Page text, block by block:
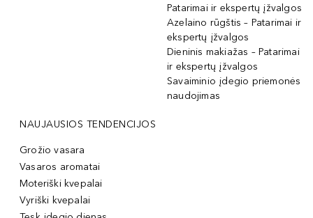
Patarimai ir ekspertų įžvalgos
Azelaino rūgštis – Patarimai ir
ekspertų įžvalgos
Dieninis makiažas – Patarimai
ir ekspertų įžvalgos
Savaiminio įdegio priemonės
naudojimas
NAUJAUSIOS TENDENCIJOS
Grožio vasara
Vasaros aromatai
Moteriški kvepalai
Vyriški kvepalai